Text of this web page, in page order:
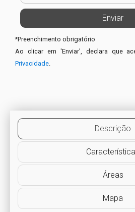
*Preenchimento obrigatório
Ao clicar em 'Enviar', declara que
Privacidade.
Descrição
Áreas
Mapa